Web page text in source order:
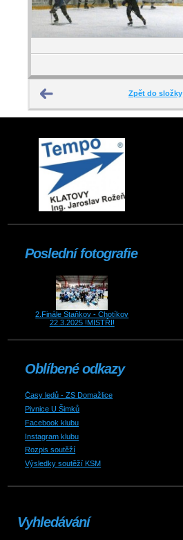
Zpět do složky
Poslední fotografie
2.Finále Staňkov - Chotíkov
22.3.2025 !MISTŘI!
Oblíbené odkazy
Časy ledů - ZS Domažlice
Pivnice U Šimků
Facebook klubu
Instagram klubu
Rozpis soutěží
Výsledky soutěží KSM
Vyhledávání